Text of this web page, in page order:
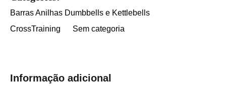
Barras Anilhas Dumbbells e Kettlebells
CrossTraining
Sem categoria
Informação adicional